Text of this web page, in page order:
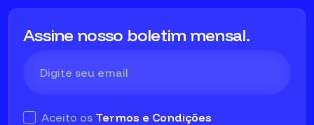
Assine nosso boletim mensal.
Aceito os Termos e Condições